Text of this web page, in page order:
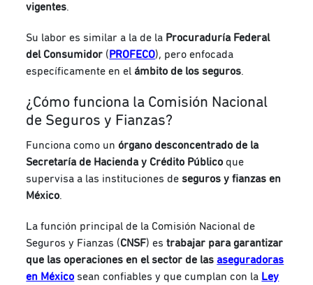
vigentes.
Su labor es similar a la de la Procuraduría Federal
del Consumidor ( PROFECO), pero enfocada
específicamente en el ámbito de los seguros.
¿Cómo funciona la Comisión Nacional
de Seguros y Fianzas?
Funciona como unórgano desconcentrado de la
Secretaría de Hacienda y Crédito Público que
supervisa a las instituciones deseguros y fianzas en
México.
La función principal de la Comisión Nacional de
Seguros y Fianzas (CNSF) es trabajar para garantizar
que las operaciones en el sector de las aseguradoras
en México sean confiables y que cumplan con la Ley